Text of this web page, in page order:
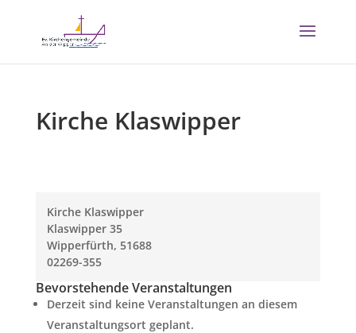
Kirche Klaswipper
Kirche Klaswipper
Klaswipper 35
Wipperfürth, 51688
02269-355
Bevorstehende Veranstaltungen
Derzeit sind keine Veranstaltungen an diesem
Veranstaltungsort geplant.